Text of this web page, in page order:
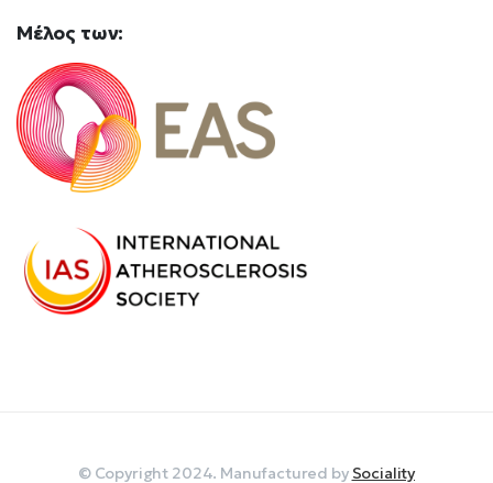
Mέλος των:
© Copyright 2024. Manufactured by Sociality